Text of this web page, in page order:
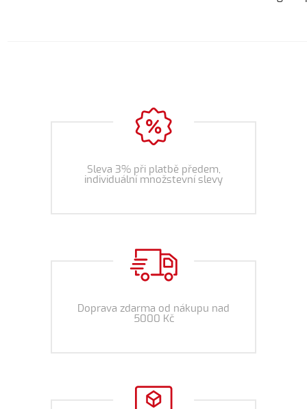
Sleva 3% při platbě předem,
individuální množstevní slevy
Doprava zdarma od nákupu nad
5000 Kč